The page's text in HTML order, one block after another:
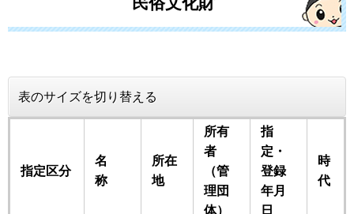
表のサイズを切り替える
指定区分
名
称
所在
地
所有
者
（管
理団
体）
指
定・
登録
年月
日
時
代